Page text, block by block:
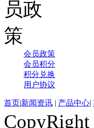
会员政策
会员积分
积分兑换
用户协议
首页|新闻资讯 | 产品中心|